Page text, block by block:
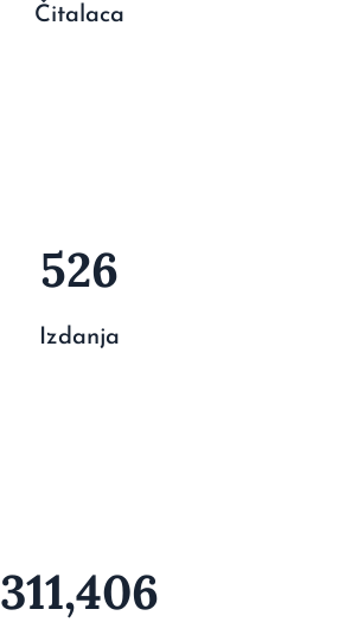
Čitalaca
526
Izdanja
311,406